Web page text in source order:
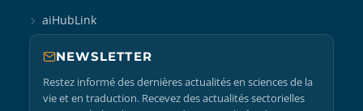
aiHubLink
NEWSLETTER
Restez informé des dernières actualités en sciences de la
vie et en traduction. Recevez des actualités sectorielles